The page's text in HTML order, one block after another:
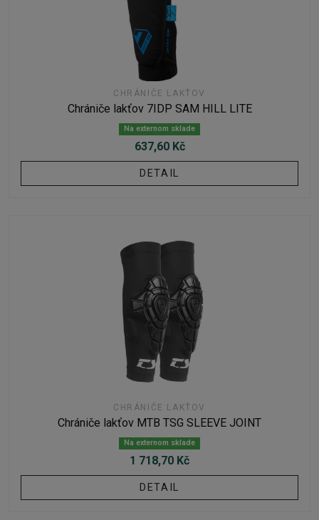
CHRÁNIČE LAKŤOV
Chrániče lakťov 7IDP SAM HILL LITE
Na externom sklade
637,60 Kč
DETAIL
CHRÁNIČE LAKŤOV
Chrániče lakťov MTB TSG SLEEVE JOINT
Na externom sklade
1 718,70 Kč
DETAIL